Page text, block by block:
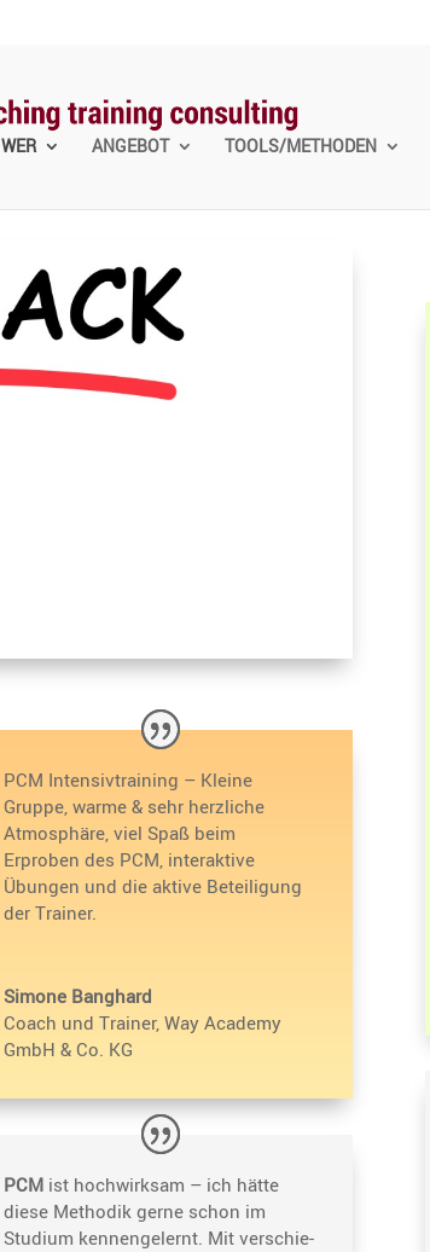
WER ANGEBOT TOOLS/METHODEN
PCM Inten­siv­trai­ning – Kleine
Gruppe, warme & sehr herzliche
Atmosphäre, viel Spaß beim
Erproben des PCM, inter­ak­tive
Übungen und die aktive Betei­li­gung
der Trainer.
Simone Banghard
Coach und Trainer, Way Academy
GmbH & Co. KG
PCM ist hochwirksam – ich hätte
diese Methodik gerne schon im
Studium kennen­ge­lernt. Mit verschie­